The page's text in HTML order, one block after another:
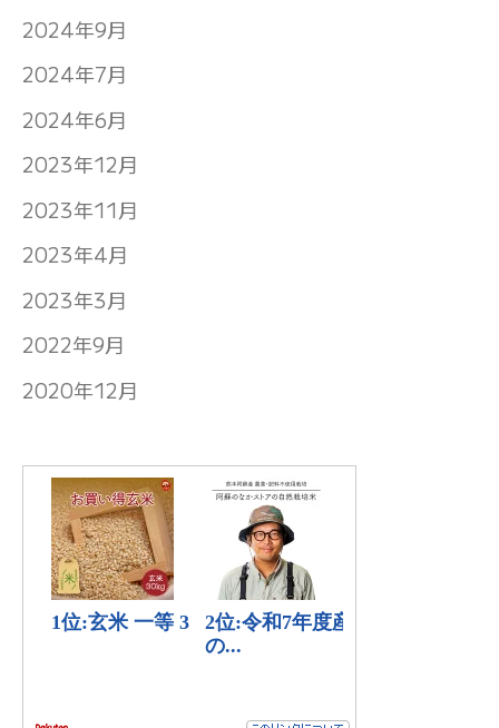
2024年9月
2024年7月
2024年6月
2023年12月
2023年11月
2023年4月
2023年3月
2022年9月
2020年12月